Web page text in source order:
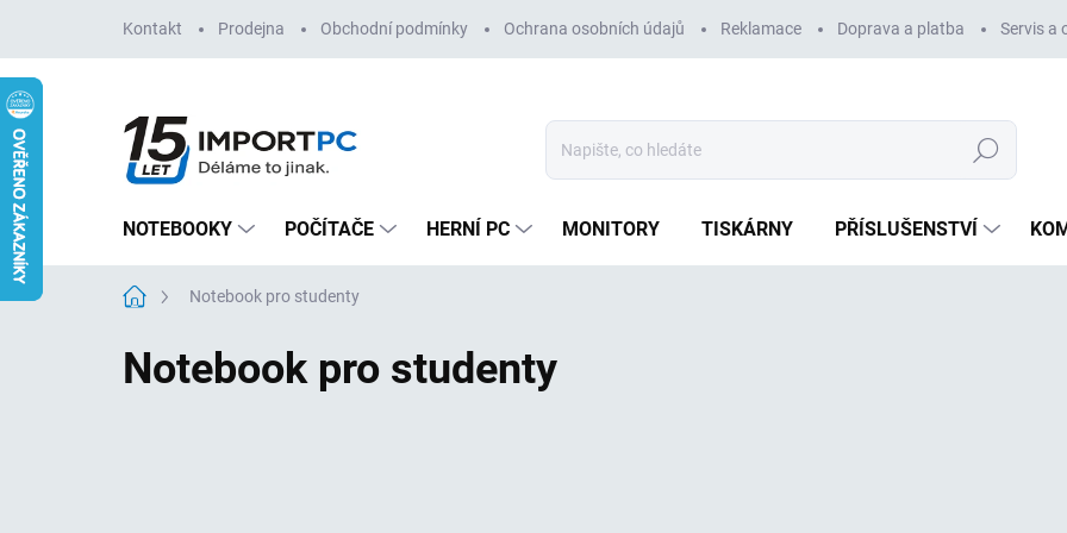
obsah
Kontakt Prodejna Obchodní podmínky Ochrana osobních údajů Reklamace Doprava a platba Servis a
Hledat
NOTEBOOKY POČÍTAČE HERNÍ PC MONITORY TISKÁRNY PŘÍSLUŠENSTVÍ
Domů Notebook pro studenty
Notebook pro studenty